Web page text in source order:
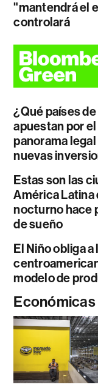
"mantendrá el
controlará
¿Qué países
apuestan por
panorama
nuevas
Estas son las
América Latina
nocturno hace
de sueño
El Niño obliga
modelo de